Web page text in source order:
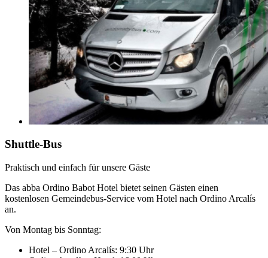
Shuttle-Bus
Praktisch und einfach für unsere Gäste
Das abba Ordino Babot Hotel bietet seinen Gästen einen
kostenlosen Gemeindebus-Service vom Hotel nach Ordino Arcalís
an.
Von Montag bis Sonntag:
Hotel – Ordino Arcalís: 9:30 Uhr